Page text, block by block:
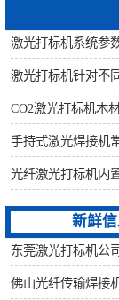
新鲜
东莞激光打标机公
佛山光纤传输焊接